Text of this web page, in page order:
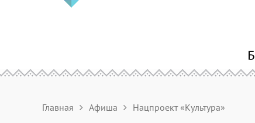
Главная Афиша Нацпроект «Культура»